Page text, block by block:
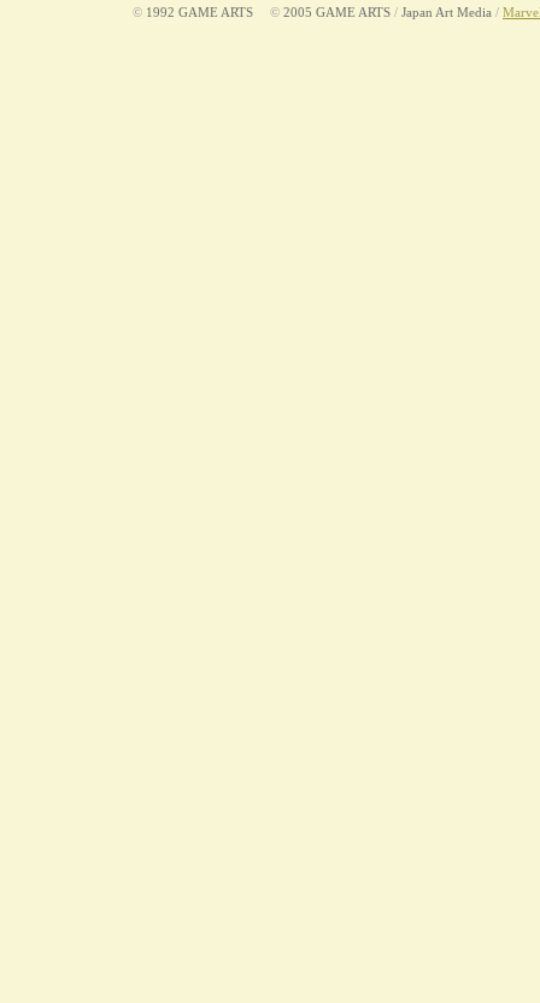
© 1992 GAME ARTS © 2005 GAME ARTS / Japan Art Media /